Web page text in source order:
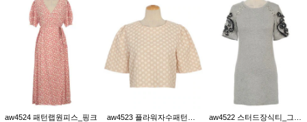
aw4524 패턴랩원피스_핑크